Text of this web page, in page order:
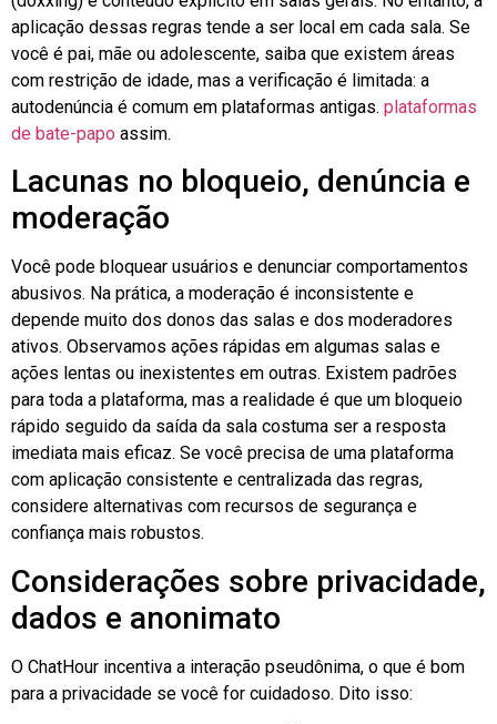
aplicação dessas regras tende a ser local em cada sala. Se
você é pai, mãe ou adolescente, saiba que existem áreas
com restrição de idade, mas a verificação é limitada: a
autodenúncia é comum em plataformas antigas. plataformas
de bate-papo assim.
Lacunas no bloqueio, denúncia e
moderação
Você pode bloquear usuários e denunciar comportamentos
abusivos. Na prática, a moderação é inconsistente e
depende muito dos donos das salas e dos moderadores
ativos. Observamos ações rápidas em algumas salas e
ações lentas ou inexistentes em outras. Existem padrões
para toda a plataforma, mas a realidade é que um bloqueio
rápido seguido da saída da sala costuma ser a resposta
imediata mais eficaz. Se você precisa de uma plataforma
com aplicação consistente e centralizada das regras,
considere alternativas com recursos de segurança e
confiança mais robustos.
Considerações sobre privacidade,
dados e anonimato
O ChatHour incentiva a interação pseudônima, o que é bom
para a privacidade se você for cuidadoso. Dito isso: